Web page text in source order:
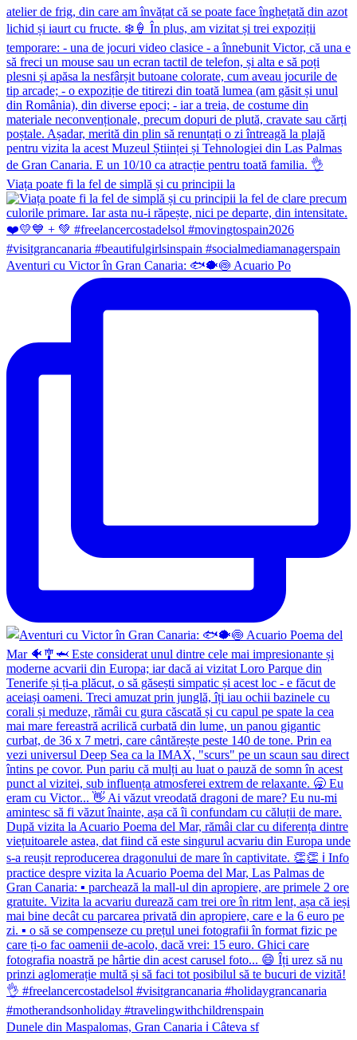
Viața poate fi la fel de simplă și cu principii la
Aventuri cu Victor în Gran Canaria: 🐟🐡🍥 Acuario Po
Dunele din Maspalomas, Gran Canaria ℹ️ Câteva sf